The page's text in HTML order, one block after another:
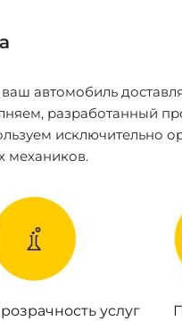
автомобиль
разработанный
исключительно
механиков.
услуг